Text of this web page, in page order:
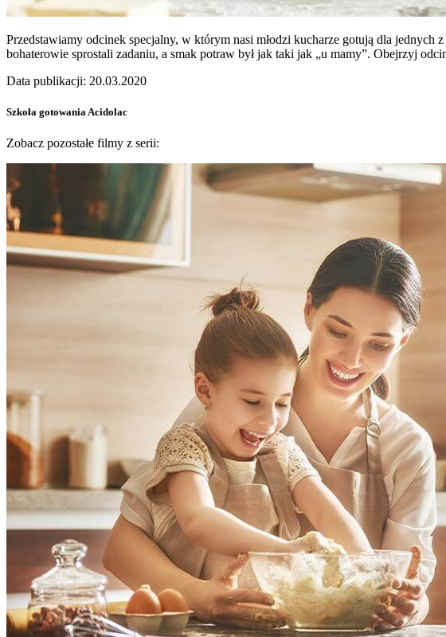
Przedstawiamy odcinek specjalny, w którym nasi młodzi kucharze gotują dla
bohaterowie sprostali zadaniu, a smak potraw był jak taki jak „u mamy”. Obejrzyj
Data publikacji: 20.03.2020
Szkoła gotowania Acidolac
Zobacz pozostałe filmy z serii: